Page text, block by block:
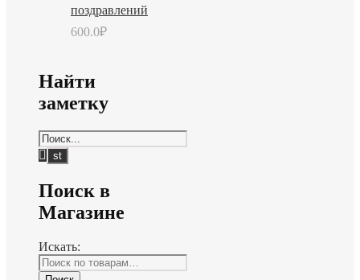
поздравлений
600.0₽
Найти
заметку
Поиск в
Магазине
Искать: